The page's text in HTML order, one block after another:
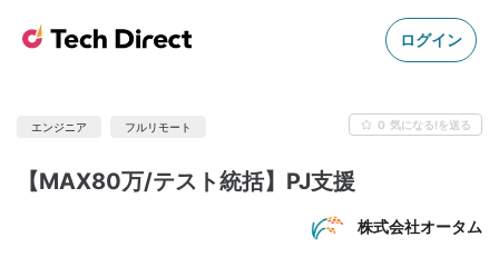
ログイン
エンジニア フルリモート 0 気になる!を送る
【MAX80万/テスト統括】PJ支援
株式会社オータム